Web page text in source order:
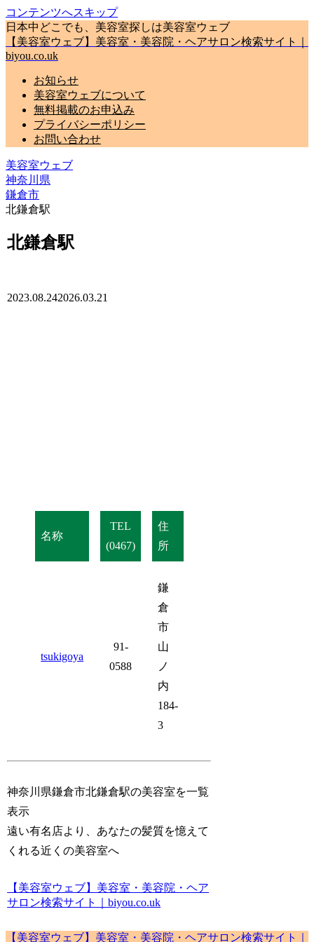
コンテンツへスキップ
日本中どこでも、美容室探しは美容室ウェブ
【美容室ウェブ】美容室・美容院・ヘアサロン検索サイト｜
biyou.co.uk
お知らせ
美容室ウェブについて
無料掲載のお申込み
プライバシーポリシー
お問い合わせ
美容室ウェブ
神奈川県
鎌倉市
北鎌倉駅
北鎌倉駅
2023.08.242026.03.21
名称
TEL
(0467)
住
所
tsukigoya
91-
0588
鎌
倉
市
山
ノ
内
184-
3
神奈川県鎌倉市北鎌倉駅の美容室を一覧
表示
遠い有名店より、あなたの髪質を憶えて
くれる近くの美容室へ
【美容室ウェブ】美容室・美容院・ヘア
サロン検索サイト｜biyou.co.uk
【美容室ウェブ】美容室・美容院・ヘアサロン検索サイト｜